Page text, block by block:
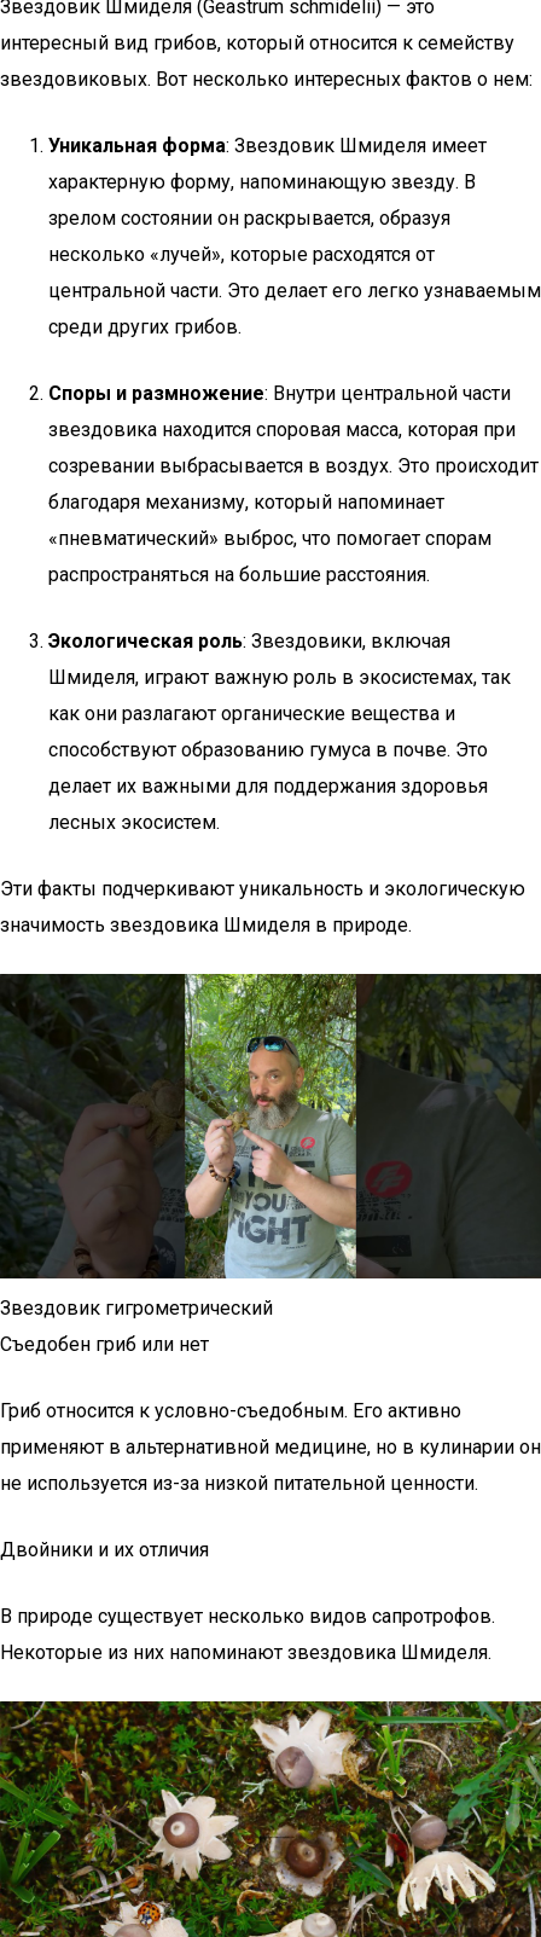
Звездовик Шмиделя (Geastrum schmidelii) — это
интересный вид грибов, который относится к семейству
звездовиковых. Вот несколько интересных фактов о нем:
Уникальная форма: Звездовик Шмиделя имеет
характерную форму, напоминающую звезду. В
зрелом состоянии он раскрывается, образуя
несколько «лучей», которые расходятся от
центральной части. Это делает его легко узнаваемым
среди других грибов.
Споры и размножение: Внутри центральной части
звездовика находится споровая масса, которая при
созревании выбрасывается в воздух. Это происходит
благодаря механизму, который напоминает
«пневматический» выброс, что помогает спорам
распространяться на большие расстояния.
Экологическая роль: Звездовики, включая
Шмиделя, играют важную роль в экосистемах, так
как они разлагают органические вещества и
способствуют образованию гумуса в почве. Это
делает их важными для поддержания здоровья
лесных экосистем.
Эти факты подчеркивают уникальность и экологическую
значимость звездовика Шмиделя в природе.
Звездовик гигрометрический
Съедобен гриб или нет
Гриб относится к условно-съедобным. Его активно
применяют в альтернативной медицине, но в кулинарии он
не используется из-за низкой питательной ценности.
Двойники и их отличия
В природе существует несколько видов сапротрофов.
Некоторые из них напоминают звездовика Шмиделя.